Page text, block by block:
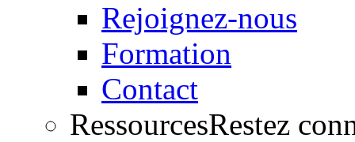
Rejoignez-nous
Formation
Contact
RessourcesRestez